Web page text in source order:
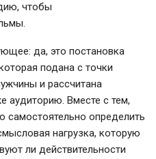
чтобы
да, это постановка
подана с точки
и рассчитана
аудиторию. Вместе с тем,
самостоятельно определить
нагрузка, которую
ли действительности